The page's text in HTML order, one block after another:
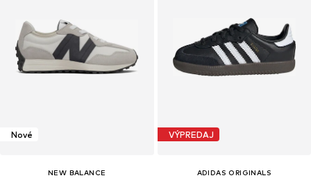
Nové
NEW BALANCE
VÝPREDAJ
ADIDAS ORIGINALS